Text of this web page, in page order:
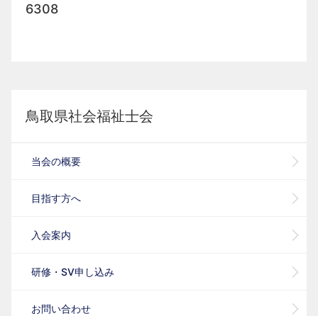
6308
鳥取県社会福祉士会
当会の概要
目指す方へ
入会案内
研修・SV申し込み
お問い合わせ